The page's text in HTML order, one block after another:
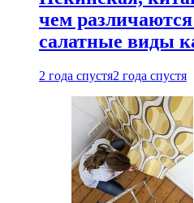
чем
салатные виды
2 года спустя2 года спустя